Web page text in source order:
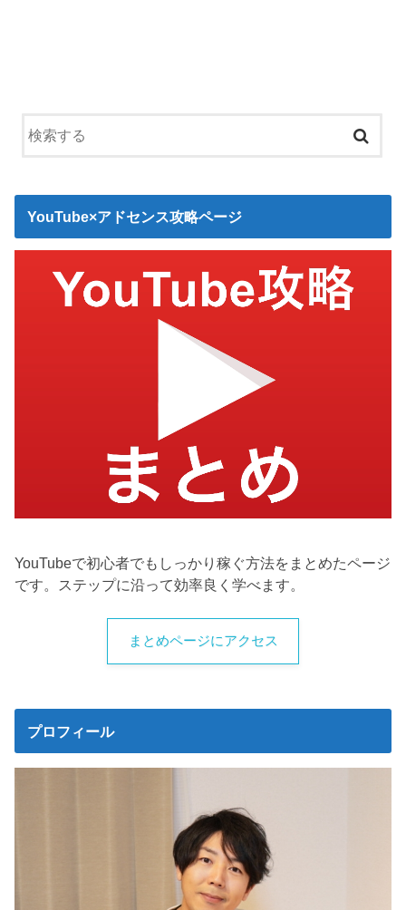
YouTube×アドセンス攻略ページ
YouTubeで初心者でもしっかり稼ぐ方法をまとめたページ
です。ステップに沿って効率良く学べます。
まとめページにアクセス
プロフィール